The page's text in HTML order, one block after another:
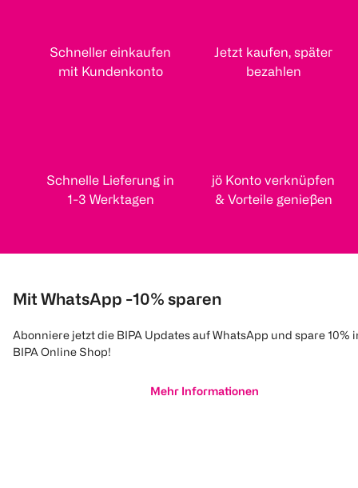
Schneller einkaufen
mit Kundenkonto
Jetzt kaufen, später
bezahlen
Schnelle Lieferung in
1-3 Werktagen
jö Konto verknüpfen
& Vorteile genießen
Mit WhatsApp -10% sparen
Abonniere jetzt die BIPA Updates auf WhatsApp und spare 10%
BIPA Online Shop!
Mehr Informationen